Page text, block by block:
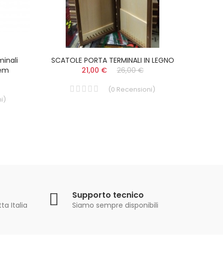
)
SCATOLE PORTA TERMINALI IN LEGNO
21,00 €
26,00 €
(0 Recensioni)
Italia
Supporto tecnico
Siamo sempre disponibili